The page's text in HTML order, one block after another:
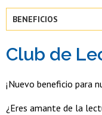
BENEFICIOS
Club de
¡Nuevo beneficio para
¿Eres amante de la